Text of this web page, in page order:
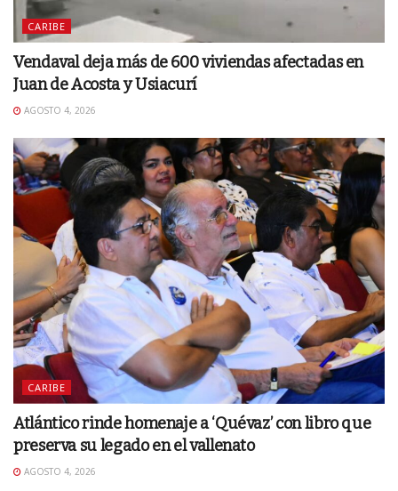
CARIBE
Vendaval deja más de 600 viviendas afectadas en
Juan de Acosta y Usiacurí
AGOSTO 4, 2026
CARIBE
Atlántico rinde homenaje a ‘Quévaz’ con libro que
preserva su legado en el vallenato
AGOSTO 4, 2026